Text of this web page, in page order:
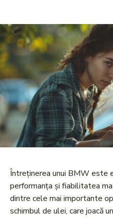
Întreținerea unui BMW este
performanța și fiabilitatea
dintre cele mai importante
schimbul de ulei, care joacă